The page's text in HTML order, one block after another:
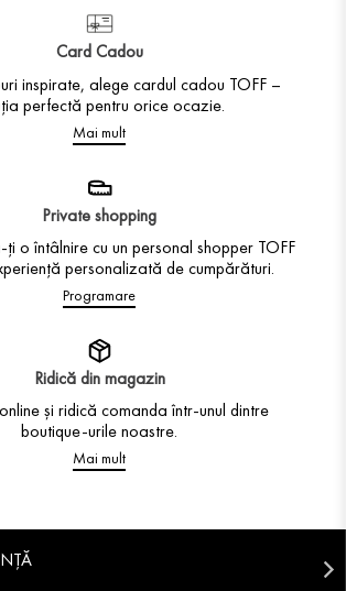
Card Cadou
inspirate, alege cardul cadou TOFF –
perfectă pentru orice ocazie.
Mai mult
Private shopping
o întâlnire cu un personal shopper TOFF
personalizată de cumpărături.
Programare
Ridică din magazin
și ridică comanda într-unul dintre
boutique-urile noastre.
Mai mult